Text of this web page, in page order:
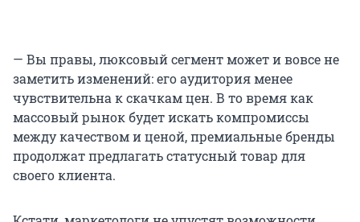
— Вы правы, люксовый сегмент может и вовсе не
заметить изменений: его аудитория менее
чувствительна к скачкам цен. В то время как
массовый рынок будет искать компромиссы
между качеством и ценой, премиальные бренды
продолжат предлагать статусный товар для
своего клиента.